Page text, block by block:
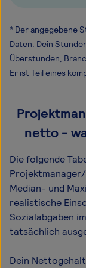
* Der angegebene
Daten. Dein
Überstunden,
Er ist Teil eines
netto -
Die folgende
Median- und
realistische
Sozialabgaben
tatsächlich
Dein